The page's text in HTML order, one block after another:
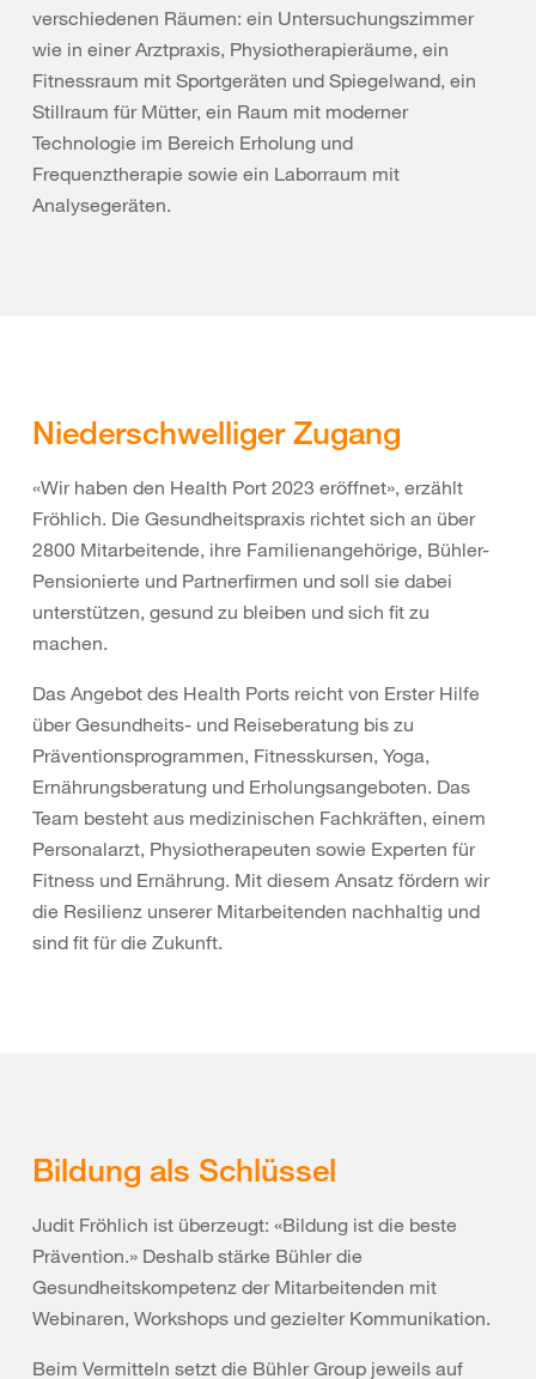
verschiedenen Räumen: ein Untersuchungszimmer
wie in einer Arztpraxis, Physiotherapieräume, ein
Fitnessraum mit Sportgeräten und Spiegelwand, ein
Stillraum für Mütter, ein Raum mit moderner
Technologie im Bereich Erholung und
Frequenztherapie sowie ein Laborraum mit
Analysegeräten.
Niederschwelliger Zugang
«Wir haben den Health Port 2023 eröffnet», erzählt
Fröhlich. Die Gesundheitspraxis richtet sich an über
2800 Mitarbeitende, ihre Familienangehörige, Bühler-
Pensionierte und Partnerfirmen und soll sie dabei
unterstützen, gesund zu bleiben und sich fit zu
machen.
Das Angebot des Health Ports reicht von Erster Hilfe
über Gesundheits- und Reiseberatung bis zu
Präventionsprogrammen, Fitnesskursen, Yoga,
Ernährungsberatung und Erholungsangeboten. Das
Team besteht aus medizinischen Fachkräften, einem
Personalarzt, Physiotherapeuten sowie Experten für
Fitness und Ernährung. Mit diesem Ansatz fördern wir
die Resilienz unserer Mitarbeitenden nachhaltig und
sind fit für die Zukunft.
Bildung als Schlüssel
Judit Fröhlich ist überzeugt: «Bildung ist die beste
Prävention.» Deshalb stärke Bühler die
Gesundheitskompetenz der Mitarbeitenden mit
Webinaren, Workshops und gezielter Kommunikation.
Beim Vermitteln setzt die Bühler Group jeweils auf